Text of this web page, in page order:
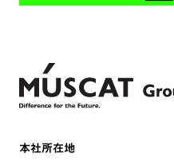
本社所在地